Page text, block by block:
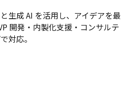
生成 AI を活用し、アイデアを最
開発・内製化支援・コンサルテ
対応。